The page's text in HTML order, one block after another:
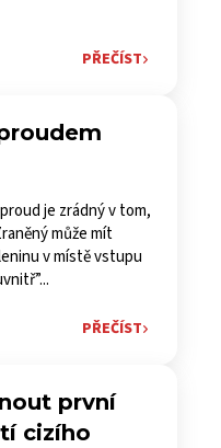
PŘEČÍST
je zrádný v tom,
může mít
v místě vstupu
PŘEČÍST
první
cizího